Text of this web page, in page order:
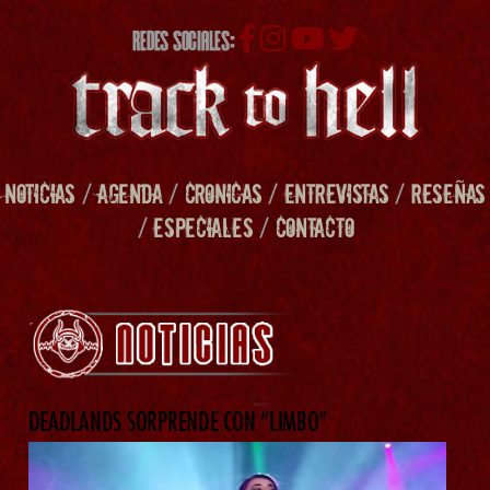
REDES SOCIALES:
NOTICIAS /AGENDA/ CRONICAS/ENTREVISTAS/RESEÑAS
/ESPECIALES/ CONTACTO
DEADLANDS SORPRENDE CON “LIMBO”